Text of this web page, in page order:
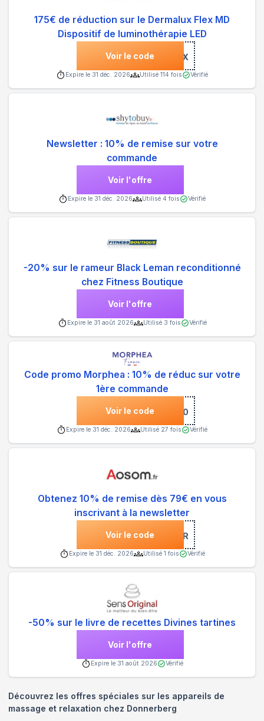
175€ de réduction sur le Dermalux Flex MD
Dispositif de luminothérapie LED
Voir le code
***SBELLEFLEX
Expire le 31 déc. 2026 Utilisé 114 fois Vérifié
Newsletter : 10% de remise sur votre
commande
Voir l'offre
Expire le 31 déc. 2026 Utilisé 4 fois Vérifié
-20% sur le rameur Black Leman reconditionné
chez Fitness Boutique
Voir l'offre
Expire le 31 août 2026 Utilisé 3 fois Vérifié
Code promo Morphea : 10% de réduc sur votre
1ère commande
Voir le code
***NVENUE10
Expire le 31 déc. 2026 Utilisé 27 fois Vérifié
Obtenez 10% de remise dès 79€ en vous
inscrivant à la newsletter
Voir le code***JOUR
Expire le 31 déc. 2026 Utilisé 1 fois Vérifié
-50% sur le livre de recettes Divines tartines
Voir l'offre
Expire le 31 août 2026 Vérifié
Découvrez les offres spéciales sur les appareils de
massage et relaxation chez Donnerberg